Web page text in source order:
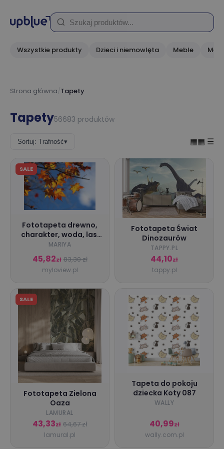
Wszystkie produkty Dzieci i niemowlęta Meble
Strona główna Tapety
Tapety56683 produktów
Sortuj: Trafność▾ ▦▦ ☰
SALE
Fototapeta drewno,
charakter, woda, las,
liść
MARIYA
45,82zł 83,30 zł
myloview.pl
Fototapeta Świat
Dinozaurów
TAPPY.PL
44,10zł
tappy.pl
SALE
Fototapeta Zielona
Oaza
LAMURAL
43,33zł 64,67 zł
lamural.pl
Tapeta do pokoju
dziecka Koty 087
WALLY
40,99zł
wally.com.pl